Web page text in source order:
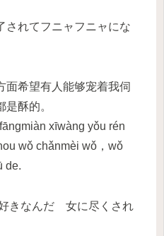
されてフニャフニャにな
面希望有人能够宠着我伺
酥的。
xīwàng yǒu rén
wǒ chǎnmèi wǒ，wǒ
de.
きなんだ 女に尽くされ